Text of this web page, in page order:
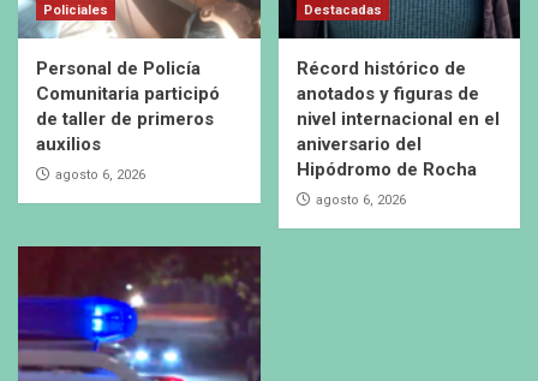
Policiales
Personal de Policía
Comunitaria participó
de taller de primeros
auxilios
agosto 6, 2026
Destacadas
Récord histórico de
anotados y figuras de
nivel internacional en el
aniversario del
Hipódromo de Rocha
agosto 6, 2026